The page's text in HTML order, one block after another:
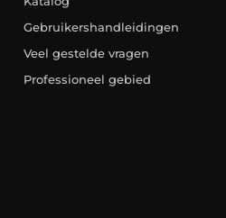
Gebruikershandleidingen
Veel gestelde vragen
Professioneel gebied